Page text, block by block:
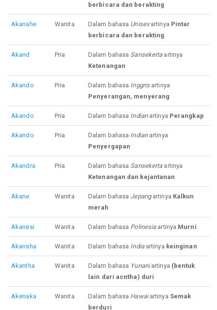
berbicara dan berakting
Akanahe Wanita Dalam bahasa Unisexartinya Pintar
berbicara dan berakting
Akand Pria Dalam bahasa Sansekertaartinya
Ketenangan
Akando Pria Dalam bahasa Inggrisartinya
Penyerangan, menyerang
Akando Pria Dalam bahasa Indianartinya Perangkap
Akando Pria Dalam bahasa Indianartinya
Penyergapan
Akandra Pria Dalam bahasa Sansekertaartinya
Ketenangan dan kejantanan
Akane Wanita Dalam bahasa Jepangartinya Kalkun
merah
Akanesi Wanita Dalam bahasa Polinesiaartinya Murni
Akansha Wanita Dalam bahasa Indiaartinya keinginan
Akantha Wanita Dalam bahasa Yunaniartinya (bentuk
lain dari acntha) duri
Akenaka Wanita Dalam bahasa Hawaiartinya Semak
berduri